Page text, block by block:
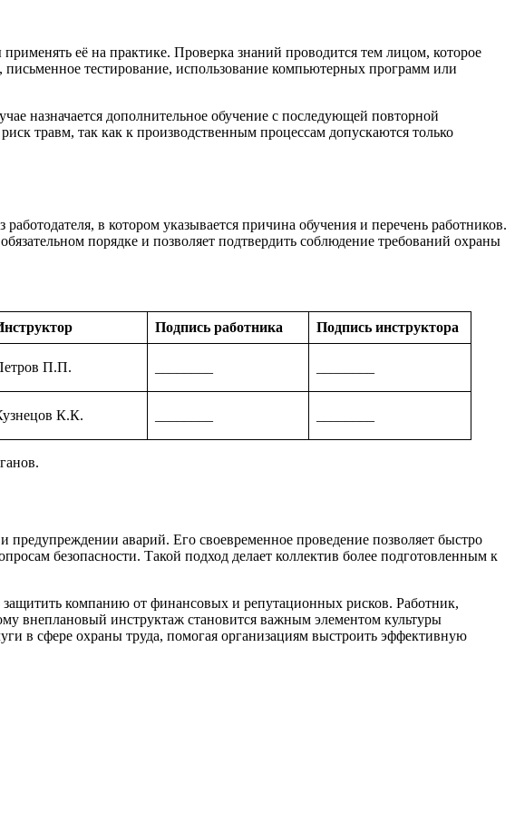
её на практике. Проверка знаний проводится тем лицом, которое
тестирование, использование компьютерных программ или
назначается дополнительное обучение с последующей повторной
травм, так как к производственным процессам допускаются только
в котором указывается причина обучения и перечень работников.
порядке и позволяет подтвердить соблюдение требований охраны
Подпись работника Подпись инструктора
П.П.
К.К.
аварий. Его своевременное проведение позволяет быстро
безопасности. Такой подход делает коллектив более подготовленным к
защитить компанию от финансовых и репутационных рисков. Работник,
внеплановый инструктаж становится важным элементом культуры
в сфере охраны труда, помогая организациям выстроить эффективную